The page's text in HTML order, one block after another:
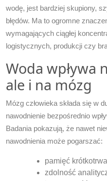
wodę, jest bardziej skupiony,
błędów. Ma to ogromne
wymagających ciągłej
logistycznych, produkcji czy
Woda wpływa
ale i na mózg
Mózg człowieka składa się w
nawodnienie bezpośrednio
Badania pokazują, że nawet
nawodnienia może pogarszać:
pamięć
zdolność